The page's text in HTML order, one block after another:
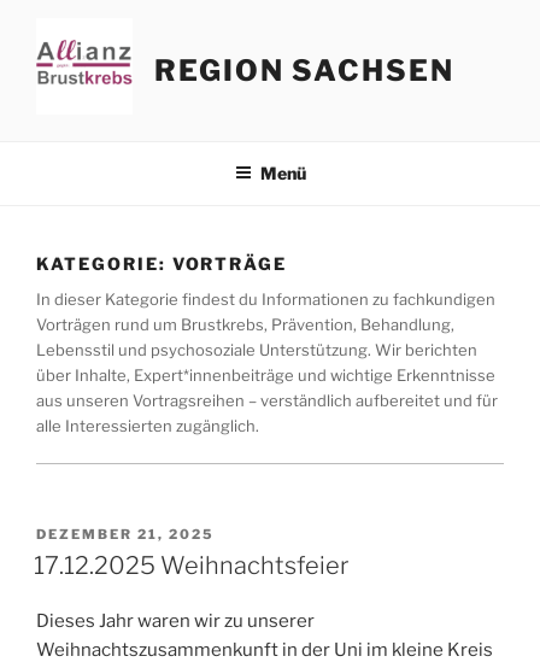
Inhalt
springen
REGION SACHSEN
Menü
KATEGORIE: VORTRÄGE
In dieser Kategorie findest du Informationen zu fachkundigen
Vorträgen rund um Brustkrebs, Prävention, Behandlung,
Lebensstil und psychosoziale Unterstützung. Wir berichten
über Inhalte, Expert*innenbeiträge und wichtige Erkenntnisse
aus unseren Vortragsreihen – verständlich aufbereitet und für
alle Interessierten zugänglich.
VERÖFFENTLICHT
AM
DEZEMBER 21, 2025
17.12.2025 Weihnachtsfeier
Dieses Jahr waren wir zu unserer
Weihnachtszusammenkunft in der Uni im kleine Kreis